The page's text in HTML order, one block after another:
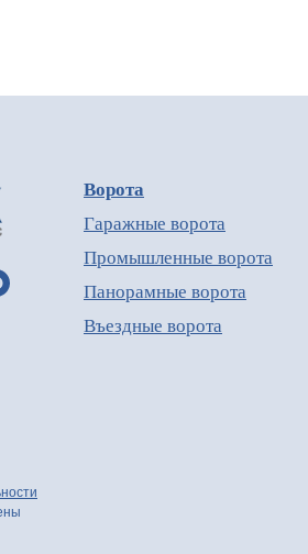
Ворота
Гаражные ворота
Промышленные ворота
Панорамные ворота
Въездные ворота